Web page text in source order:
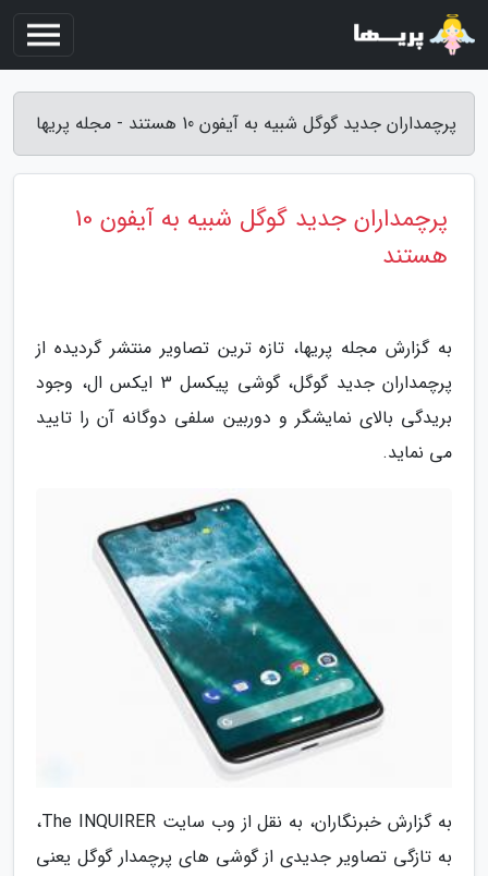
پرچمداران جدید گوگل شبیه به آیفون 10 هستند - مجله پریها
پرچمداران جدید گوگل شبیه به آیفون 10
هستند
به گزارش مجله پریها، تازه ترین تصاویر منتشر گردیده از
پرچمداران جدید گوگل، گوشی پیکسل 3 ایکس ال، وجود
بریدگی بالای نمایشگر و دوربین سلفی دوگانه آن را تایید
می نماید.
به گزارش خبرنگاران، به نقل از وب سایت The INQUIRER،
به تازگی تصاویر جدیدی از گوشی های پرچمدار گوگل یعنی